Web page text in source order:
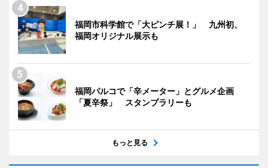
福岡市科学館で「大ピンチ展！」 九州初、
福岡オリジナル展示も
福岡パルコで「辛メーター」とグルメ企画
「夏辛祭」 スタンプラリーも
もっと見る